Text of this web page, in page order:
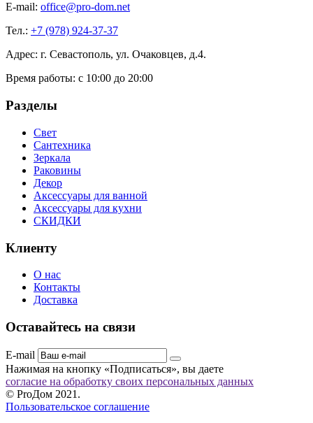
E-mail: office@pro-dom.net
Тел.: +7 (978) 924-37-37
Адрес: г. Севастополь, ул. Очаковцев, д.4.
Время работы: с 10:00 до 20:00
Разделы
Свет
Сантехника
Зеркала
Раковины
Декор
Аксессуары для ванной
Аксессуары для кухни
СКИДКИ
Клиенту
О нас
Контакты
Доставка
Оставайтесь на связи
E-mail
Нажимая на кнопку «Подписаться», вы даете
согласие на обработку своих персональных данных
© ProДом 2021.
Пользовательское соглашение